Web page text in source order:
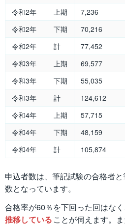
令和2年
上期 7,236
令和2年
下期 70,216
令和2年
計 77,452
令和3年
上期 69,577
令和3年
下期 55,035
令和3年
計 124,612
令和4年
上期 57,715
令和4年
下期 48,159
令和4年
計 105,874
申込者数は、筆記試験の合格者
数となっています。
合格率が60％を下回った回はなく
推移している ことが伺えます。